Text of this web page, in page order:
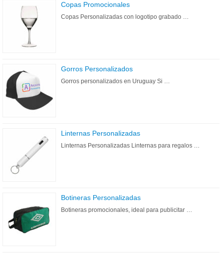
Copas Promocionales
Copas Personalizadas con logotipo grabado …
Gorros Personalizados
Gorros personalizados en Uruguay Si …
Linternas Personalizadas
Linternas Personalizadas Linternas para regalos …
Botineras Personalizadas
Botineras promocionales, ideal para publicitar …